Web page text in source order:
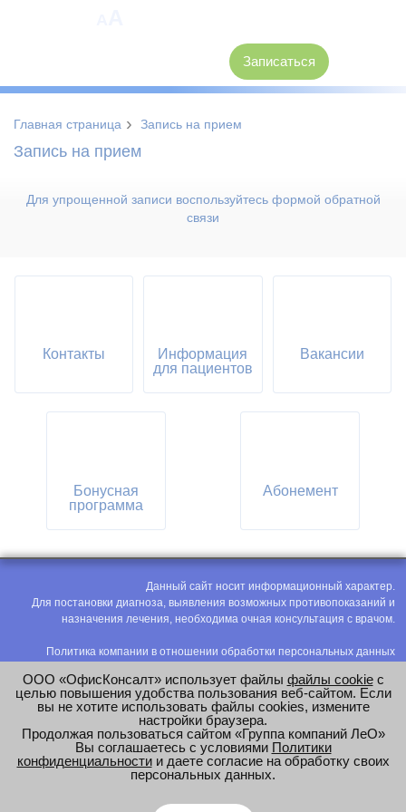
Записаться
Главная страница › Запись на прием
Запись на прием
Для упрощенной записи воспользуйтесь формой обратной
связи
Контакты
Информация
для пациентов
Вакансии
Бонусная
программа
Абонемент
Данный сайт носит информационный характер.
Для постановки диагноза, выявления возможных противопоказаний и
назначения лечения, необходима очная консультация с врачом.
Политика компании в отношении обработки персональных данных
Соглашение на обработку персональных данных
Оценка труда
e-mail:office@modus-leo.ru
ООО «ОфисКонсалт» использует файлы файлы cookieс
целью повышения удобства пользования веб-сайтом. Если
вы не хотите использовать файлы cookies, измените
настройки браузера.
Продолжая пользоваться сайтом «Группа компаний ЛеО»
Вы соглашаетесь с условиями Политики
конфиденциальностии даете согласие на обработку своих
персональных данных.